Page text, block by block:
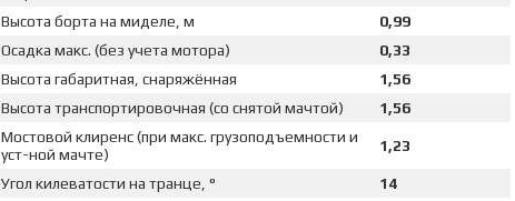
Высота борта на миделе, м
0,99
Осадка макс. (без учета мотора)
0,33
Высота габаритная, снаряжённая
1,56
Высота транспортировочная (со снятой мачтой)
1,56
Мостовой клиренс (при макс. грузоподъемности и
уст-ной мачте)
1,23
Угол килеватости на транце, °
14